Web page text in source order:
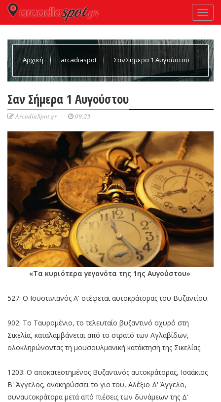
Αρχική arcadiaspot Σαν Σήμερα 1 Αυγούστου
Σαν Σήμερα 1 Αυγούστου
ArcadiaSpot.gr 09:25
«Τα κυριότερα γεγονότα της 1ης Αυγούστου»
527: Ο Ιουστινιανός Α' στέφεται αυτοκράτορας του Βυζαντίου.
902: Το Ταυρομένιο, το τελευταίο βυζαντινό οχυρό στη
Σικελία, καταλαμβάνεται από το στρατό των Αγλαβίδων,
ολοκληρώνοντας τη μουσουλμανική κατάκτηση της Σικελίας.
1203: Ο αποκατεστημένος Βυζαντινός αυτοκράτορας, Ισαάκιος
Β' Άγγελος, ανακηρύσσει το γιο του, Αλέξιο Δ' Άγγελο,
συναυτοκράτορα μετά από πιέσεις των δυνάμεων της Δ'